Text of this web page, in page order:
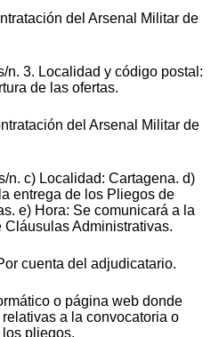
del Arsenal Militar de
n. 3. Localidad y código postal:
de las ofertas.
del Arsenal Militar de
n. c) Localidad: Cartagena. d)
entrega de los Pliegos de
e) Hora: Se comunicará a la
Administrativas.
cuenta del adjudicatario.
o página web donde
a la convocatoria o
pliegos.